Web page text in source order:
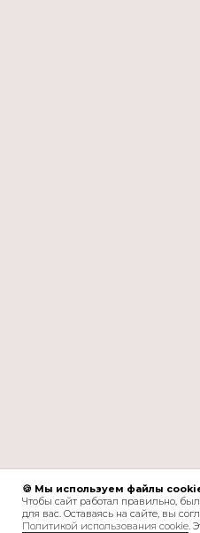
🍪 Мы используем файлы
Чтобы сайт работал правильно,
для вас. Оставаясь на сайте, вы
Политикой использования cookie.